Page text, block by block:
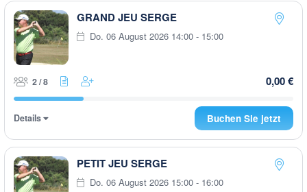
GRAND JEU SERGE
Do. 06 August 2026 14:00 - 15:00
2 / 8 0,00 €
Details Buchen Sie jetzt
PETIT JEU SERGE
Do. 06 August 2026 15:00 - 16:00